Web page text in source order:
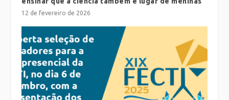
12 de fevereiro de 2026